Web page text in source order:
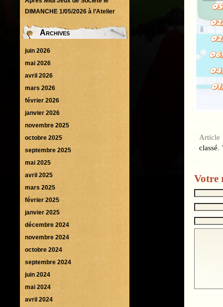
Article
classé.
Votre
DIMANCHE 1/05/2026 à l’Atelier
Archives
juin 2026
mai 2026
avril 2026
mars 2026
février 2026
janvier 2026
novembre 2025
octobre 2025
septembre 2025
mai 2025
avril 2025
mars 2025
février 2025
janvier 2025
décembre 2024
novembre 2024
octobre 2024
septembre 2024
juin 2024
mai 2024
avril 2024